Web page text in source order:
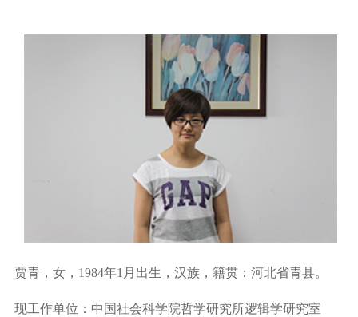
贾青，女， 1984年1 月出生，汉族，籍贯：河北省青县。
现工作单位：中国社会科学院哲学研究所逻辑学研究室